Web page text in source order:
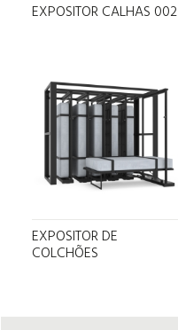
EXPOSITOR CALHAS 002
EXPOSITOR DE
COLCHÕES